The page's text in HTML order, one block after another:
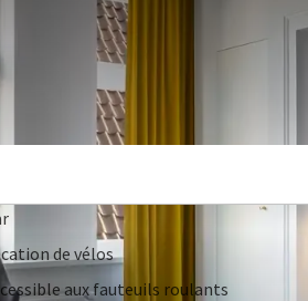
de vélos
aux fauteuils roulants